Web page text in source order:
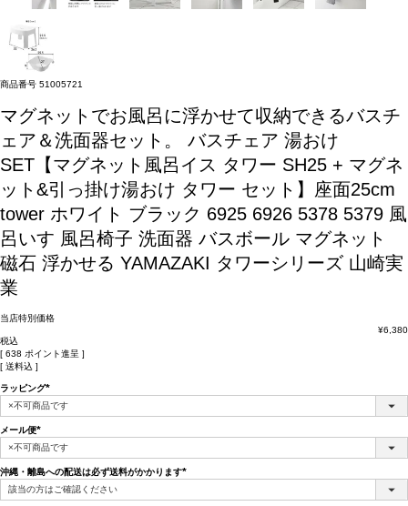
商品番号 51005721
マグネットでお風呂に浮かせて収納できるバスチ
ェア＆洗面器セット。
バスチェア 湯おけ
SET【マグネット風呂イス タワー SH25 + マグネ
ット&引っ掛け湯おけ タワー セット】座面25cm
tower ホワイト ブラック 6925 6926 5378 5379 風
呂いす 風呂椅子 洗面器 バスボール マグネット
磁石 浮かせる YAMAZAKI タワーシリーズ 山崎実
業
当店特別価格
¥6,380
税込
[ 638 ポイント進呈 ]
送料込
ラッピング
(必
メール便
(必
須)
沖縄・離島への配送は必ず送料がかかります